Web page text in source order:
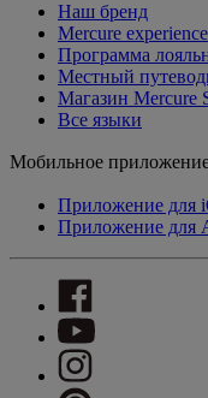
Наш бренд
Mercure experience
Программа
Местный
Магазин Mercure
Все языки
Мобильное
Приложение для
Приложение для